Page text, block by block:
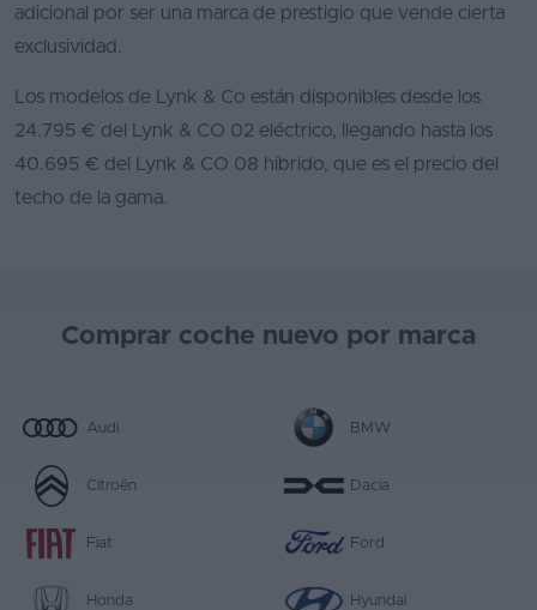
coche
Ventas
adicional por ser una marca de prestigio que vende cierta
exclusividad.
Los modelos de Lynk & Co están disponibles desde los
24.795 € del Lynk & CO 02 eléctrico, llegando hasta los
40.695 € del Lynk & CO 08 híbrido, que es el precio del
techo de la gama.
Comprar coche nuevo por marca
Audi BMW
Citroën Dacia
Fiat Ford
Honda Hyundai